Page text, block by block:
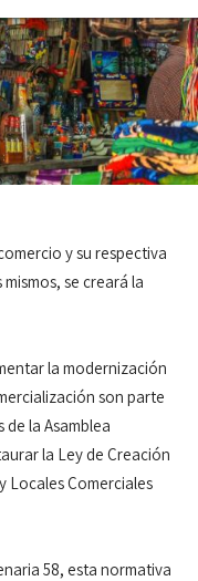
y su respectiva
se creará la
la modernización
son parte
la Asamblea
la Ley de Creación
Locales Comerciales
58, esta normativa